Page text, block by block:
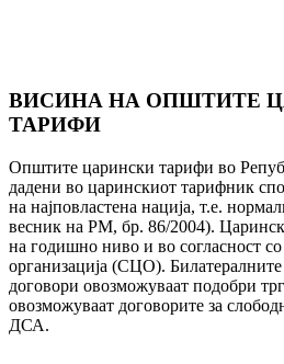
ВИСИНА НА ОПШТИТЕ
ТАРИФИ
Општите царински тарифи во
дадени во царинскиот тарифник
на најповластена нација, т.е.
весник на РМ, бр. 86/2004).
на годишно ниво и во согласност
организација (СЦО).
договори овозможуваат подобри
овозможуваат договорите за
ДСА.